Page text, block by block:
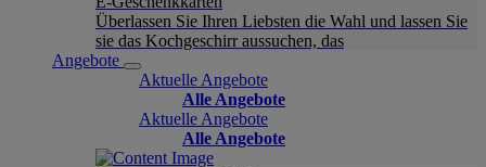
Überlassen Sie Ihren Liebsten die Wahl und lassen Sie
sie das Kochgeschirr aussuchen, das
Angebote
Aktuelle Angebote
Alle Angebote
Aktuelle Angebote
Alle Angebote